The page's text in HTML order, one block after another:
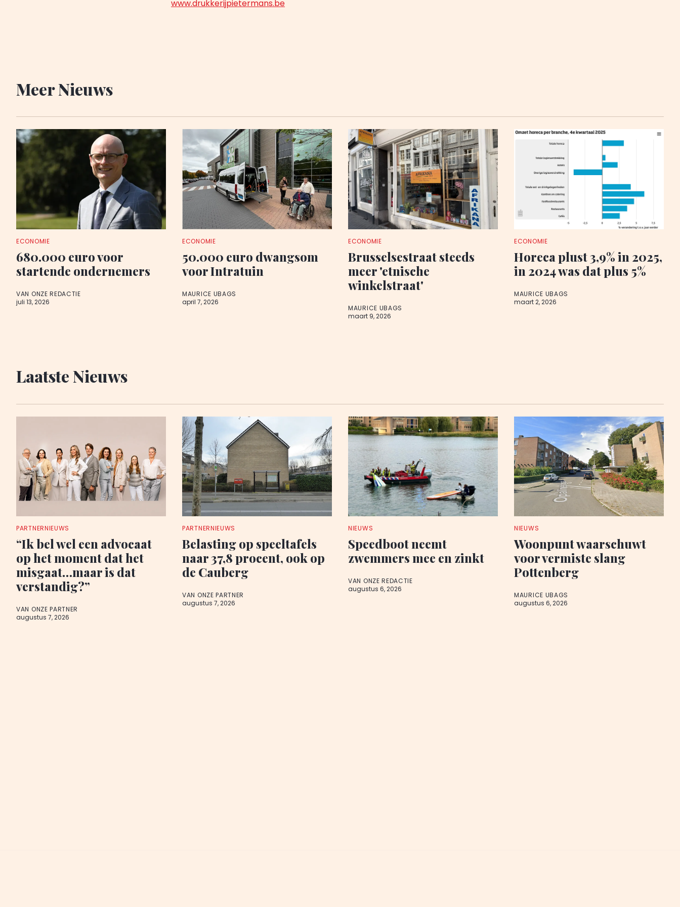
www.drukkerijpietermans.be
Meer Nieuws
ECONOMIE
680.000 euro voor
startende ondernemers
VAN ONZE REDACTIE
juli 13, 2026
ECONOMIE
50.000 euro dwangsom
voor Intratuin
MAURICE UBAGS
april 7, 2026
ECONOMIE
Brusselsestraat steeds
meer 'etnische
winkelstraat'
MAURICE UBAGS
maart 9, 2026
ECONOMIE
Horeca plust 3,9% in 2025,
in 2024 was dat plus 5%
MAURICE UBAGS
maart 2, 2026
Laatste Nieuws
PARTNERNIEUWS
“Ik bel wel een advocaat
op het moment dat het
misgaat…maar is dat
verstandig?”
VAN ONZE PARTNER
augustus 7, 2026
PARTNERNIEUWS
Belasting op speeltafels
naar 37,8 procent, ook op
de Cauberg
VAN ONZE PARTNER
augustus 7, 2026
NIEUWS
Speedboot neemt
zwemmers mee en zinkt
VAN ONZE REDACTIE
augustus 6, 2026
NIEUWS
Woonpunt waarschuwt
voor vermiste slang
Pottenberg
MAURICE UBAGS
augustus 6, 2026